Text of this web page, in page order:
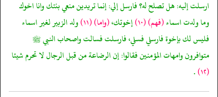
ارسلت إليه: هل تصلح له؟ فارسل إلي: إنما تريدين منعي بنتك وانا اخوك
وما ولدت اسماء(فهم)(١٠) إخوتك،(واما)(١١)
ولد الزبير لغير اسماء
فليس لك بإخوة فارسلي فسلي، فارسلت فسالت واصحاب النبي ﷺ
متوافرون وامهات المؤمنين فقالوا: إن الرضاعة من قبل الرجال لا تحرم شيئا
(١٢)
.